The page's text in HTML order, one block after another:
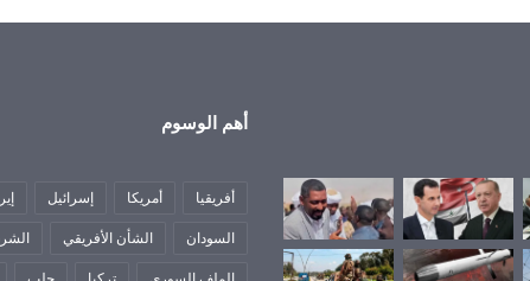
أهم الوسوم
أفريقيا أمريكا إسرائيل
السودان الشأن الأفريقي